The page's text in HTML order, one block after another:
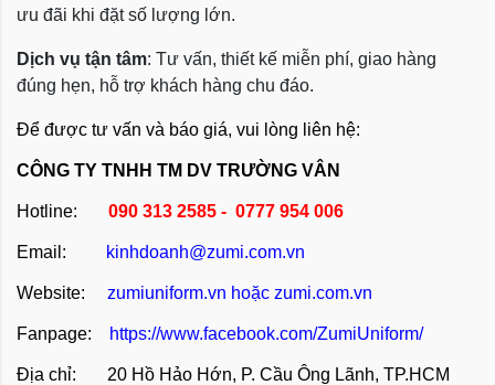
ưu đãi khi đặt số lượng lớn.
Dịch vụ tận tâm: Tư vấn, thiết kế miễn phí, giao hàng
đúng hẹn, hỗ trợ khách hàng chu đáo.
Để được tư vấn và báo giá, vui lòng liên hệ:
CÔNG TY TNHH TM DV TRƯỜNG VÂN
Hotline: 090 313 2585 - 0777 954 006
Email: kinhdoanh@zumi.com.vn
Website: zumiuniform.vn hoặc zumi.com.vn
Fanpage: https://www.facebook.com/ZumiUniform/
Địa chỉ: 20 Hồ Hảo Hớn, P. Cầu Ông Lãnh, TP.HCM